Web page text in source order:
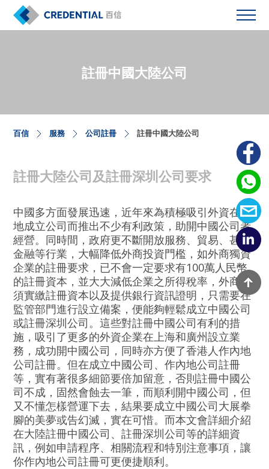
註冊中國大陸公司
百信 服務 公司註冊 註冊中國大陸公司
註冊大陸公司及註冊深圳公司要求
中國多方面發展迅速，近年來為積極吸引外資在內
地成立公司而推出不少有利政策，助開中國公司者
經營。同時間，政府更不斷開放服務、貿易、甚至
金融等行業，大幅降低外商投資門檻，如外商獨資
企業的註冊要求，已不會一定要求有100萬人民幣
的註冊資本，並大大減低企業之所得稅率，外商無
須實繳註冊資本以及提供銀行資訊證明，只需要在
監管部門進行設立備案，便能夠輕鬆成立中國公司
或註冊深圳公司。這些對註冊中國公司有利的措
施，吸引了更多的外資企業在上海和廣州設立業
務，成功開中國公司，同時亦方便了香港人作內地
公司註冊。但在成立中國公司、作內地公司註冊
等，實有著很多細節要倍加留意，否則註冊中國公
司不成，固然會蝕去一筆，而順利開中國公司，但
又不懂怎樣營運下去，結果要成立中國公司大展拳
腳的美夢或告幻滅，實在可惜。而本文會詳細介紹
在大陸註冊中國公司、註冊深圳公司等的詳細資
訊，例如申請程序、相關流程和特別注意事項，讓
你作內地公司註冊可更便捷順利。